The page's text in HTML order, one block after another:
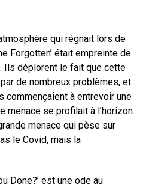
qui régnait lors de
Forgotten’ était empreinte de
déplorent le fait que cette
de nombreux problèmes, et
commençaient à entrevoir une
menace se profilait à l’horizon.
menace qui pèse sur
le Covid, mais la
Done?’ est une ode au